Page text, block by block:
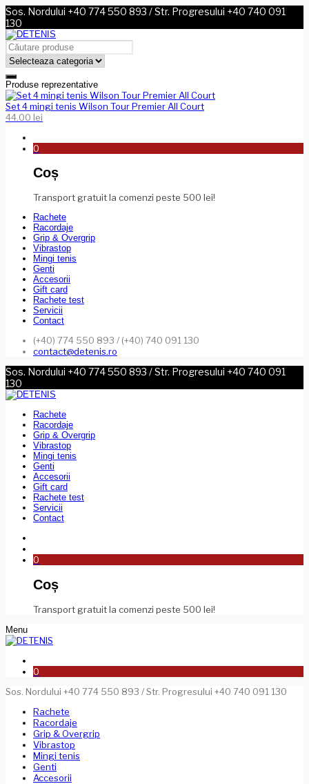
Sos. Nordului +40 774 550 893 / Str. Progresului +40 740 091
130
Produse reprezentative
Set 4 mingi tenis Wilson Tour Premier All Court
44.00 lei
0
Coș
Transport gratuit la comenzi peste 500 lei!
Rachete
Racordaje
Grip & Overgrip
Vibrastop
Mingi tenis
Genti
Accesorii
Gift card
Rachete test
Servicii
Contact
(+40) 774 550 893 / (+40) 740 091 130
contact@detenis.ro
Sos. Nordului +40 774 550 893 / Str. Progresului +40 740 091
130
Rachete
Racordaje
Grip & Overgrip
Vibrastop
Mingi tenis
Genti
Accesorii
Gift card
Rachete test
Servicii
Contact
0
Coș
Transport gratuit la comenzi peste 500 lei!
Menu
0
Sos. Nordului +40 774 550 893 / Str. Progresului +40 740 091 130
Rachete
Racordaje
Grip & Overgrip
Vibrastop
Mingi tenis
Genti
Accesorii